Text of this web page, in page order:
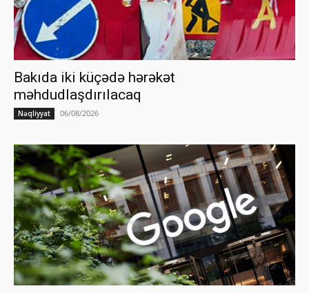
Bakıda iki küçədə hərəkət
məhdudlaşdırılacaq
Nəqliyyat 06/08/2026